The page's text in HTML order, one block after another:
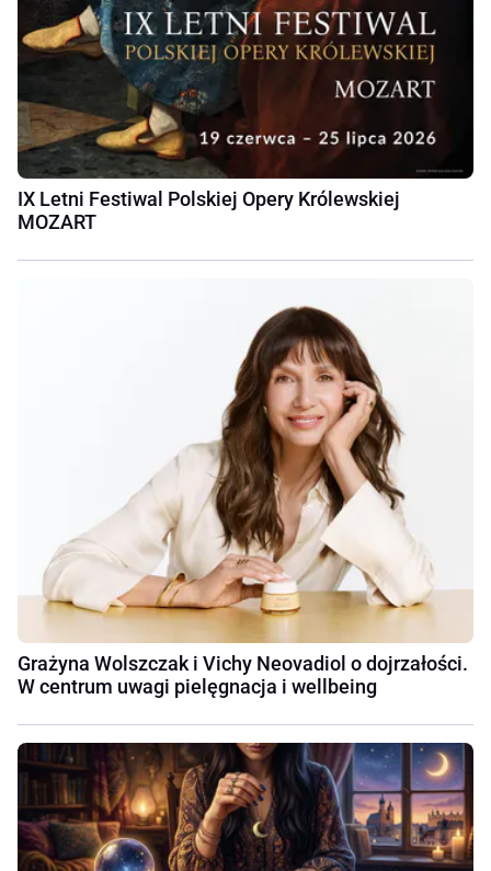
IX Letni Festiwal Polskiej Opery Królewskiej
MOZART
Grażyna Wolszczak i Vichy Neovadiol o dojrzałości.
W centrum uwagi pielęgnacja i wellbeing